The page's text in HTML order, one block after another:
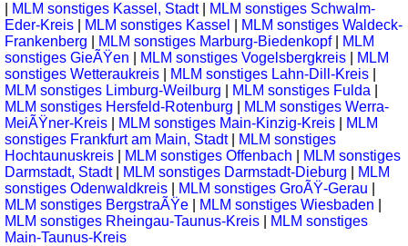
MLM sonstiges Kassel, Stadt|
MLM sonstiges Schwalm-
Eder-Kreis
MLM sonstiges Kassel
MLM sonstiges Waldeck-
Frankenberg
MLM sonstiges Marburg-Biedenkopf|
MLM
sonstiges GieÃŸen
MLM sonstiges Vogelsbergkreis
MLM
sonstiges Wetteraukreis
MLM sonstiges Lahn-Dill-Kreis
MLM sonstiges Limburg-Weilburg
MLM sonstiges Fulda
MLM sonstiges Hersfeld-Rotenburg
MLM sonstiges Werra-
MeiÃŸner-Kreis
MLM sonstiges Main-Kinzig-Kreis
MLM
sonstiges Frankfurt am Main, Stadt|
MLM sonstiges
Hochtaunuskreis
MLM sonstiges Offenbach
MLM sonstiges
Darmstadt, Stadt| MLM sonstiges Darmstadt-Dieburg
MLM
sonstiges Odenwaldkreis
MLM sonstiges GroÃŸ-Gerau
MLM sonstiges BergstraÃŸe
MLM sonstiges Wiesbaden
MLM sonstiges Rheingau-Taunus-Kreis
MLM sonstiges
Main-Taunus-Kreis